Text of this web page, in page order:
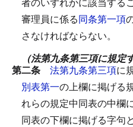
審理員に係る同条第一項
さなければならない。
（法第九条第三項に規定
第二条 法第九条第三項に
別表第一の上欄に掲げる
れらの規定中同表の中欄
同表の下欄に掲げる字句と